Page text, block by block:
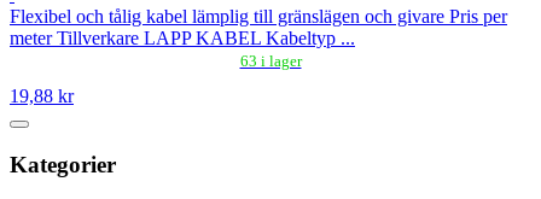
Flexibel och tålig kabel lämplig till gränslägen och givare Pris per
meter Tillverkare LAPP KABEL Kabeltyp ...
63 i lager
19,88 kr
Kategorier